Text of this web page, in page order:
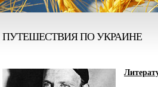
ПУТЕШЕСТВИЯ ПО УКРАИНЕ